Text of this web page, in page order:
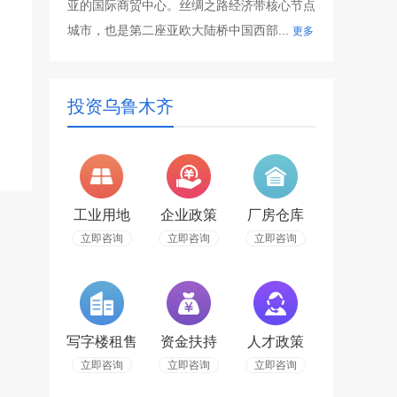
亚的国际商贸中心。丝绸之路经济带核心节点
城市，也是第二座亚欧大陆桥中国西部... 更多
投资乌鲁木齐
工业用地
立即咨询
企业政策
立即咨询
厂房仓库
立即咨询
写字楼租售
立即咨询
资金扶持
立即咨询
人才政策
立即咨询